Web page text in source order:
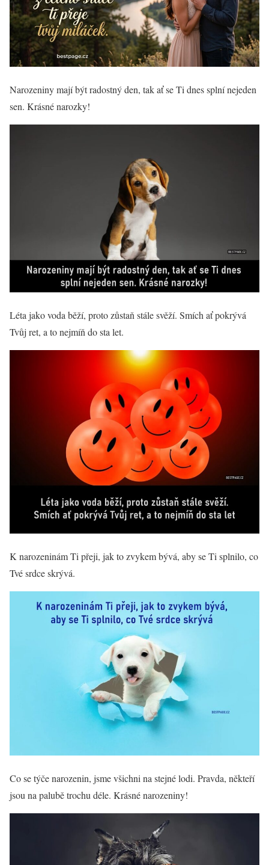
Narozeniny mají být radostný den, tak ať se Ti dnes splní nejeden
sen. Krásné narozky!
Léta jako voda běží, proto zůstaň stále svěží. Smích ať pokrývá
Tvůj ret, a to nejmíň do sta let.
K narozeninám Ti přeji, jak to zvykem bývá, aby se Ti splnilo, co
Tvé srdce skrývá.
Co se týče narozenin, jsme všichni na stejné lodi. Pravda, někteří
jsou na palubě trochu déle. Krásné narozeniny!